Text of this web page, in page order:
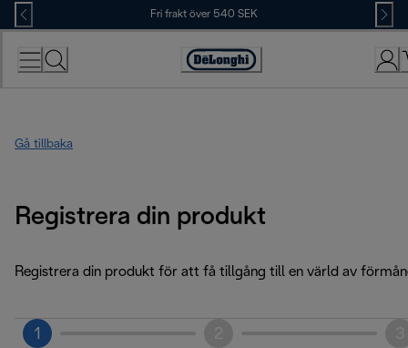
Skip
to
Content
Fri frakt över 540 SEK
Accessibility
Gå tillbaka
Registrera din produkt
Registrera din produkt för att få tillgång till en värld av
1